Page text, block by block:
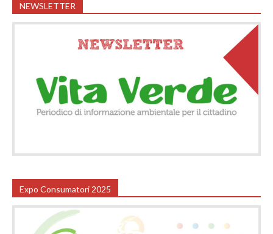
NEWSLETTER
Expo Consumatori 2025